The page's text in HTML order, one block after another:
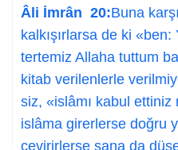
Âli İmrân 20:Buna
kalkışırlarsa de ki
tertemiz Allaha tuttum
kitab verilenlerle
siz, «islâmı kabul ettiniz
islâma girerlerse doğru
çevirirlerse sana da